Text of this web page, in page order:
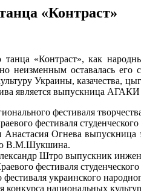
«Контраст»
танца «Контраст», как
неизменным оставалась его
Украины, казачества,
является выпускница
фестиваля
фестиваля
Огнева выпускница
В.М.Шукшина.
Штро выпускник
фестиваля
украинского
конкурса национальных